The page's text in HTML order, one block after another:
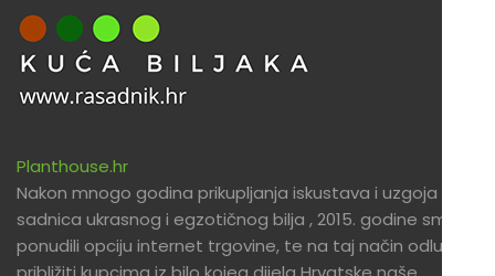
Planthouse.hr
Nakon mnogo godina prikupljanja iskustava i uzgoja
sadnica ukrasnog i egzotičnog bilja , 2015. godine smo
ponudili opciju internet trgovine, te na taj način odlučili